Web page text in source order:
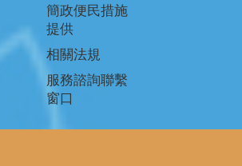
簡政便民措施
提供
相關法規
服務諮詢聯繫
窗口